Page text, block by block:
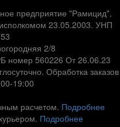
предприятие "Рамицид",
23.05.2003. УНП
2/8
номер 560226 От 26.06.23
Обработка заказов
19:00
расчетом. Подробнее
Подробнее